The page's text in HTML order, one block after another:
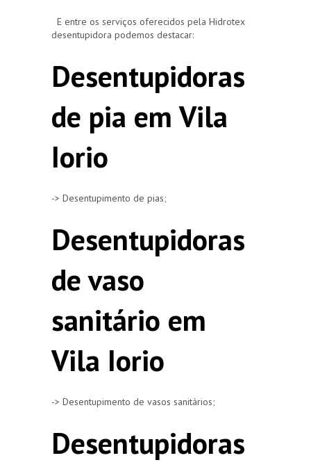
E entre os serviços oferecidos pela Hidrotex
desentupidora podemos destacar:
Desentupidoras
de pia em Vila
Iorio
-> Desentupimento de pias;
Desentupidoras
de vaso
sanitário em
Vila Iorio
-> Desentupimento de vasos sanitários;
Desentupidoras